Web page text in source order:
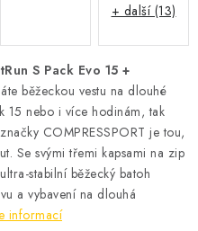
S Pack Evo 15 +
běžeckou vestu na dlouhé
15 nebo i více hodinám, tak
COMPRESSPORT je tou,
Se svými třemi kapsami na zip
stabilní běžecký batoh
a vybavení na dlouhá
informací
+ další (13)